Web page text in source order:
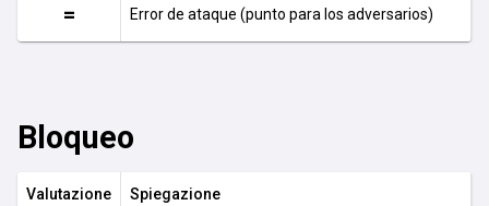
= Error de ataque (punto para los adversarios)
Bloqueo
Valutazione Spiegazione